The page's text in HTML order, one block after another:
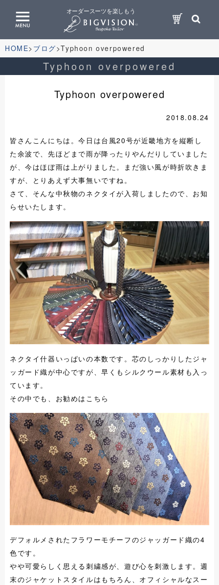
オーダースーツを楽しもう
HOME ブログ Typhoon overpowered
Typhoon overpowered
Typhoon overpowered
2018.08.24
皆さんこんにちは。今日は台風20号が近畿地方を縦断し
た余波で、先ほどまで雨が降ったりやんだりしていました
が、今はほぼ雨は上がりました。まだ強い風が時折吹きま
すが、とりあえず大事無いですね。
さて、そんな中秋物のネクタイが入荷しましたので、お知
らせいたします。
ネクタイ什器いっぱいの本数です。芯のしっかりしたジャ
ッガード織が中心ですが、早くもシルクウール素材も入っ
ています。
その中でも、お勧めはこちら
デフォルメされたフラワーモチーフのジャッガード織の4
色です。
やや可愛らしく思える刺繍感が、遊び心を刺激します。週
末のジャケットスタイルはもちろん、オフィシャルなスー